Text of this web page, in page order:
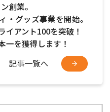
創業。
・グッズ事業を開始。
イアント100を突破！
を獲得します！
記事一覧へ